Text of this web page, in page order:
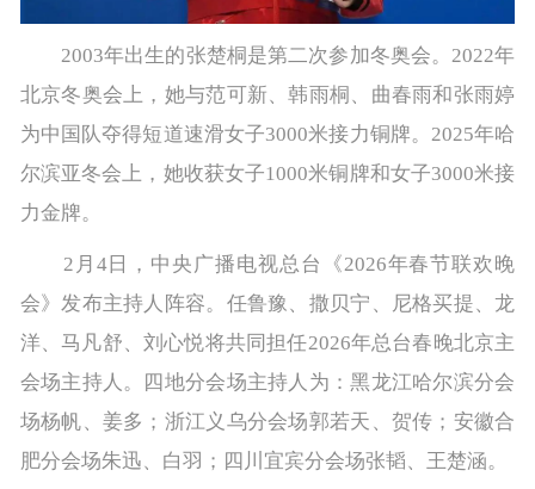
2003年出生的张楚桐是第二次参加冬奥会。2022年
北京冬奥会上，她与范可新、韩雨桐、曲春雨和张雨婷
为中国队夺得短道速滑女子3000米接力铜牌。2025年哈
尔滨亚冬会上，她收获女子1000米铜牌和女子3000米接
力金牌。
2月4日，中央广播电视总台《2026年春节联欢晚
会》发布主持人阵容。任鲁豫、撒贝宁、尼格买提、龙
洋、马凡舒、刘心悦将共同担任2026年总台春晚北京主
会场主持人。四地分会场主持人为：黑龙江哈尔滨分会
场杨帆、姜多；浙江义乌分会场郭若天、贺传；安徽合
肥分会场朱迅、白羽；四川宜宾分会场张韬、王楚涵。